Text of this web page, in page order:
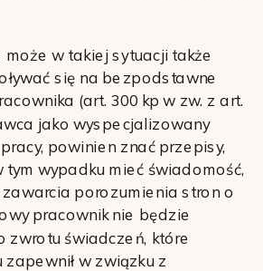
w takiej sytuacji także
się na bezpodstawne
(art. 300 kp w zw. z art.
jako wyspecjalizowany
powinien znać przepisy,
tym wypadku mieć świadomość,
porozumienia stron o
pracownik nie będzie
zwrotu świadczeń, które
w związku z